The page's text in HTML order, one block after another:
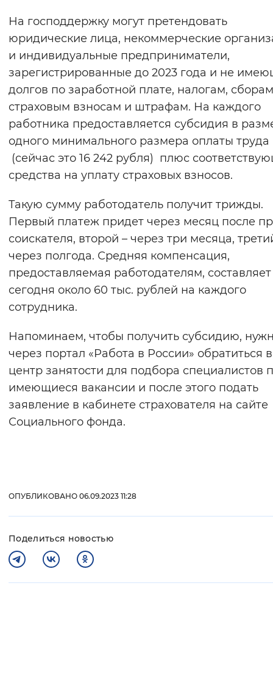
На господдержку могут претендовать
юридические лица, некоммерческие
и индивидуальные предприниматели,
зарегистрированные до 2023 года и не
долгов по заработной плате, налогам,
страховым взносам и штрафам. На каждого
работника предоставляется субсидия в
одного минимального размера оплаты труда
(сейчас это 16 242 рубля) плюс
средства на уплату страховых взносов.
Такую сумму работодатель получит трижды.
Первый платеж придет через месяц после
соискателя, второй – через три месяца,
через полгода. Средняя компенсация,
предоставляемая работодателям, составляет
сегодня около 60 тыс. рублей на каждого
сотрудника.
Напоминаем, чтобы получить субсидию,
через портал «Работа в России» обратиться в
центр занятости для подбора специалистов
имеющиеся вакансии и после этого подать
заявление в кабинете страхователя на сайте
Социального фонда.
ОПУБЛИКОВАНО 06.09.2023 11:28
Поделиться новостью